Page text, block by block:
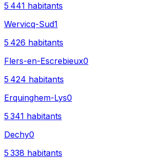
5 441 habitants
Wervicq-Sud1
5 426 habitants
Flers-en-Escrebieux0
5 424 habitants
Erquinghem-Lys0
5 341 habitants
Dechy0
5 338 habitants